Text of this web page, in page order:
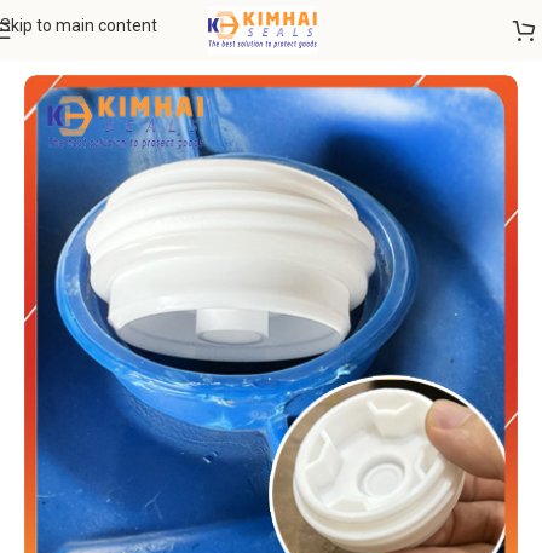
Skip to main content
VẬT TƯ THIẾT BỊ Nắp niêm phong thùng phuy